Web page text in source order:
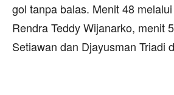
gol tanpa balas. Menit 48
Rendra Teddy Wijanarko, menit
Setiawan dan Djayusman Triadi